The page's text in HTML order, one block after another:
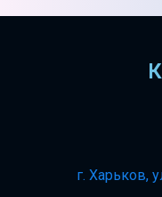
г. Харьков,